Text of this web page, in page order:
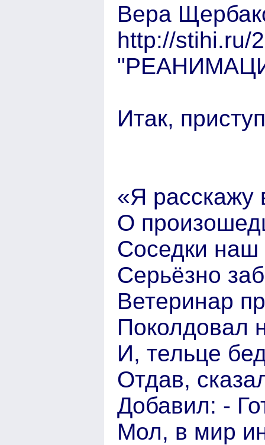
Вера
http://stihi.ru/
Итак,
«Я
О
Соседки
Серьёзно
Ветеринар
Поколдовал
И, тельце
Отдав,
Добавил: -
Мол, в мир